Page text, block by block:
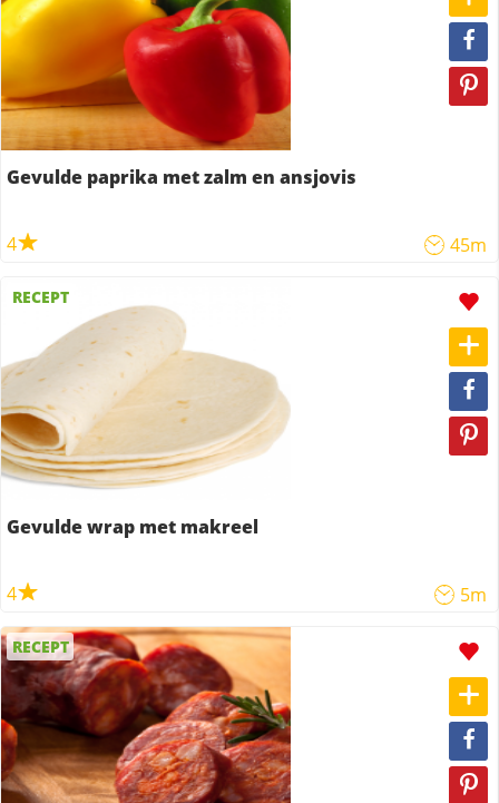
Gevulde paprika met zalm en ansjovis
4 45m
RECEPT
Gevulde wrap met makreel
4 5m
RECEPT